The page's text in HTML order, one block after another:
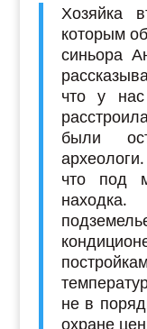
Хозяйка
которым
синьора
что у
были
что под
не в
охране